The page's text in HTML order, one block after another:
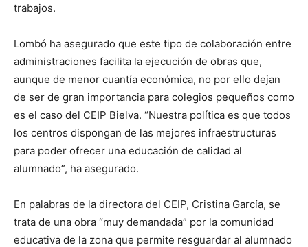
trabajos.
Lombó ha asegurado que este tipo de colaboración entre
administraciones facilita la ejecución de obras que,
aunque de menor cuantía económica, no por ello dejan
de ser de gran importancia para colegios pequeños como
es el caso del CEIP Bielva. “Nuestra política es que todos
los centros dispongan de las mejores infraestructuras
para poder ofrecer una educación de calidad al
alumnado”, ha asegurado.
En palabras de la directora del CEIP, Cristina García, se
trata de una obra “muy demandada” por la comunidad
educativa de la zona que permite resguardar al alumnado